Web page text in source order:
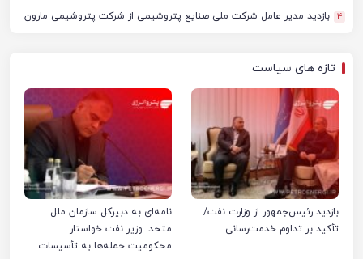
4 بازدید مدیر عامل شرکت ملی صنایع پتروشیمی از شرکت پتروشیمی مارون
تازه های سیاست
بازدید رئیس‌جمهور از وزارت نفت/
تأکید بر تداوم خدمت‌رسانی
نامه‌ای به دبیرکل سازمان ملل
متحد: وزیر نفت خواستار
محکومیت حمله‌ها به تأسیسات